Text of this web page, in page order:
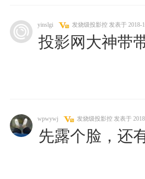
yinslgi 发烧级投影控 发表于 2018-
投影网大神带
wpwywj 发烧级投影控 发表于
先露个脸，还